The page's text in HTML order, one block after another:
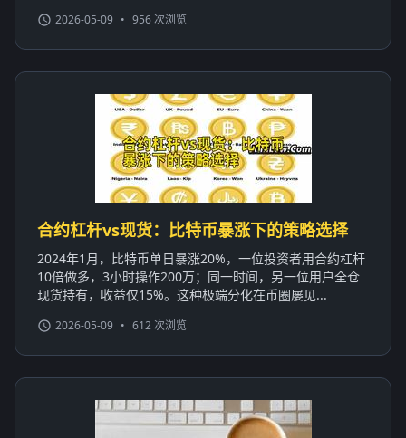
2026-05-09 • 956 次浏览
合约杠杆vs现货：比特币暴涨下的策略选择
2024年1月，比特币单日暴涨20%，一位投资者用合约杠杆
10倍做多，3小时操作200万；同一时间，另一位用户全仓
现货持有，收益仅15%。这种极端分化在币圈屡见...
2026-05-09 • 612 次浏览